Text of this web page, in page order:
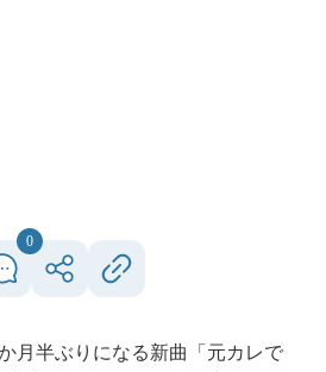
0
月半ぶりになる新曲「元カレで